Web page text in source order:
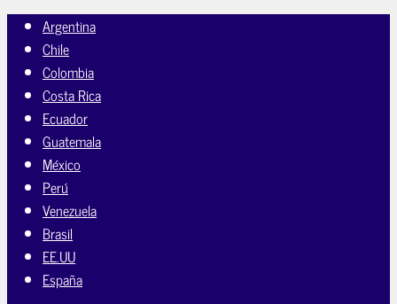
Argentina
Chile
Colombia
Costa Rica
Ecuador
Guatemala
México
Perú
Venezuela
Brasil
EE.UU
España